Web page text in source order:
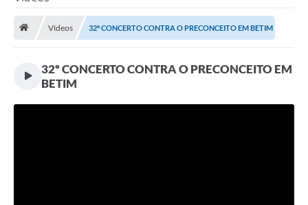
Vídeos 32º CONCERTO CONTRA O PRECONCEITO EM BETIM
32º CONCERTO CONTRA O PRECONCEITO EM
BETIM